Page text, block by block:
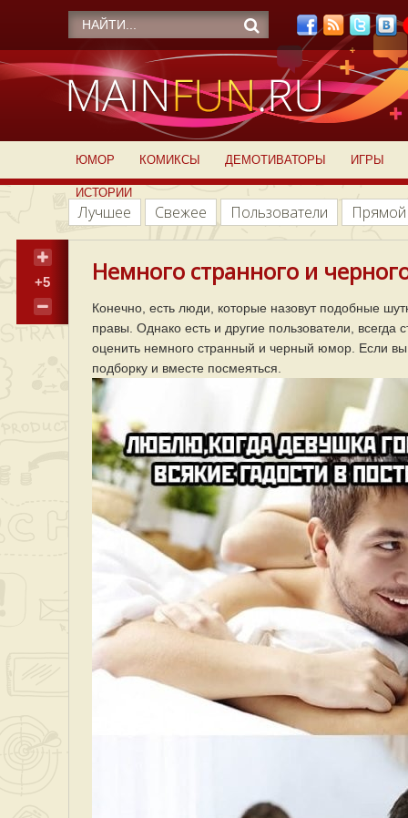
ЮМОР КОМИКСЫ ДЕМОТИВАТОРЫ ИГРЫ
ИСТОРИИ
Лучшее Свежее Пользователи
+5 Немного странного и
Конечно, есть люди, которые назовут подобные
правы. Однако есть и другие пользователи,
оценить немного странный и черный юмор. Если вы
подборку и вместе посмеяться.